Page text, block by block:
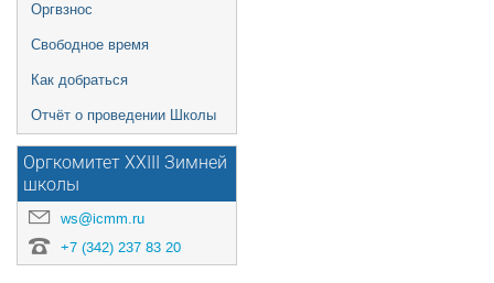
Оргвзнос
Свободное время
Как добраться
Отчёт о проведении Школы
Оргкомитет XXIII Зимней
школы
ws@icmm.ru
+7 (342) 237 83 20